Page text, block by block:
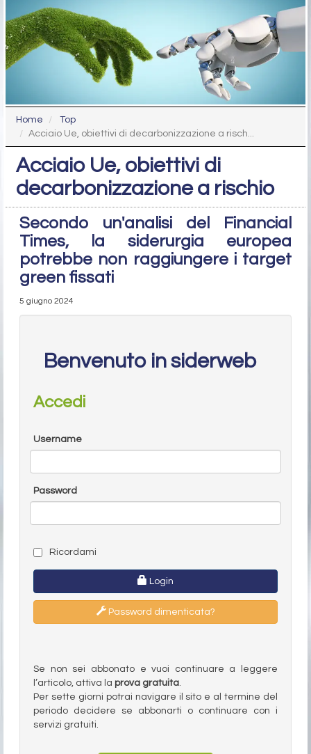
Home
Top
Acciaio Ue, obiettivi di decarbonizzazione a risch...
Acciaio Ue, obiettivi di
decarbonizzazione a rischio
Secondo un'analisi del Financial
Times, la siderurgia europea
potrebbe non raggiungere i target
green fissati
5 giugno 2024
Benvenuto in siderweb
Accedi
Username
Password
Ricordami
Login
Password dimenticata?
Se non sei abbonato e vuoi continuare a leggere
l’articolo, attiva la prova gratuita.
Per sette giorni potrai navigare il sito e al termine del
periodo decidere se abbonarti o continuare con i
servizi gratuiti.